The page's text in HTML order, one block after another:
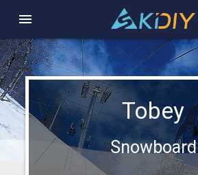
menu
Tobey
Snowboard